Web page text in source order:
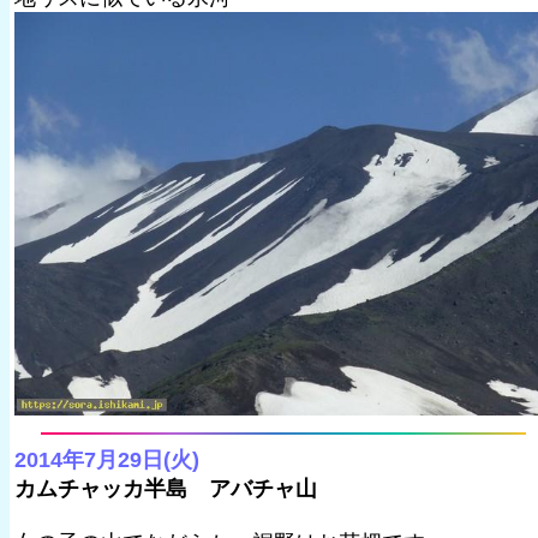
2014年7月29日(火)
カムチャッカ半島 アバチャ山